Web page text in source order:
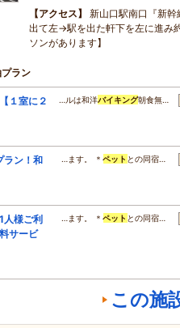
アクセス
新山口駅南口『新
出て左→駅を出た軒下を左に進み
ソンがあります】
プラン
１室に２
…ルは和洋バイキング朝食無…
ラン！和
…ます。 ＊ペット との同宿…
人様ご利
サービ
…ます。 ＊ペット との同宿…
この施